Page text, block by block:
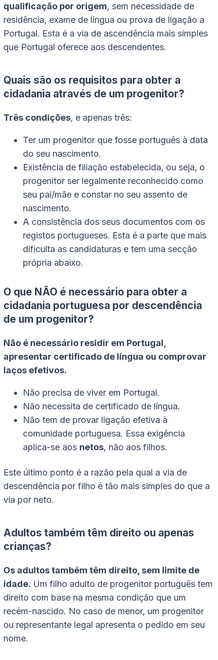
qualificação por origem, sem necessidade de
residência, exame de língua ou prova de ligação a
Portugal. Esta é a via de ascendência mais simples
que Portugal oferece aos descendentes.
Quais são os requisitos para obter a
cidadania através de um progenitor?
Três condições, e apenas três:
Ter um progenitor que fosse português à data
do seu nascimento.
Existência de filiação estabelecida, ou seja, o
progenitor ser legalmente reconhecido como
seu pai/mãe e constar no seu assento de
nascimento.
A consistência dos seus documentos com os
registos portugueses. Esta é a parte que mais
dificulta as candidaturas e tem uma secção
própria abaixo.
O que NÃO é necessário para obter a
cidadania portuguesa por descendência
de um progenitor?
Não é necessário residir em Portugal,
apresentar certificado de língua ou comprovar
laços efetivos.
Não precisa de viver em Portugal.
Não necessita de certificado de língua.
Não tem de provar ligação efetiva à
comunidade portuguesa. Essa exigência
aplica-se aos netos, não aos filhos.
Este último ponto é a razão pela qual a via de
descendência por filho é tão mais simples do que a
via por neto.
Adultos também têm direito ou apenas
crianças?
Os adultos também têm direito, sem limite de
idade. Um filho adulto de progenitor português tem
direito com base na mesma condição que um
recém-nascido. No caso de menor, um progenitor
ou representante legal apresenta o pedido em seu
nome.